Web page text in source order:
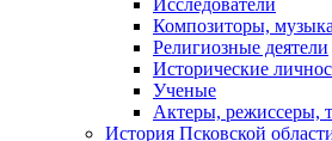
Композиторы,
Религиозные деятели
Исторические
Ученые
Актеры, режиссеры,
История Псковской